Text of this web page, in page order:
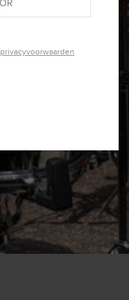
privacyvoorwaarden